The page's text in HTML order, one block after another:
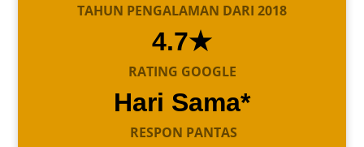
TAHUN PENGALAMAN DARI 2018
4.7★
RATING GOOGLE
Hari Sama*
RESPON PANTAS